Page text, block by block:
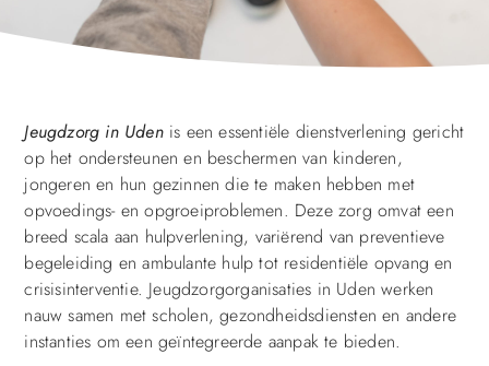
Jeugdzorg in Udenis een essentiële dienstverlening gericht
op het ondersteunen en beschermen van kinderen,
jongeren en hun gezinnen die te maken hebben met
opvoedings- en opgroeiproblemen. Deze zorg omvat een
breed scala aan hulpverlening, variërend van preventieve
begeleiding en ambulante hulp tot residentiële opvang en
crisisinterventie. Jeugdzorgorganisaties in Uden werken
nauw samen met scholen, gezondheidsdiensten en andere
instanties om een geïntegreerde aanpak te bieden.